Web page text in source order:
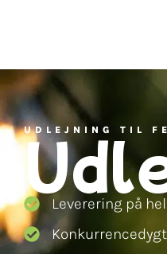
UDLEJNING TIL
Leverering på